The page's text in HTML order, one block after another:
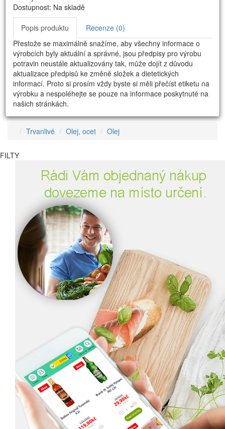
Dostupnost: Na skladě
Popis produktu
Recenze (0)
Přestože se maximálně snažíme, aby všechny informace o
výrobcích byly aktuální a správné, jsou předpisy pro výrobu
potravin neustále aktualizovány tak, může dojít z důvodu
aktualizace předpisů ke změně složek a dietetických
informací. Proto si prosím vždy byste si měli přečíst etiketu na
výrobku a nespoléhejte se pouze na informace poskytnuté na
našich stránkách.
Trvanlivé Olej, ocet Olej
FILTY